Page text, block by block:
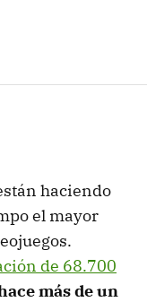
haciendo
el mayor
de 68.700
más de un